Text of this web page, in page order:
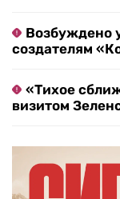
Возбуждено
создателям
«Тихое
визитом